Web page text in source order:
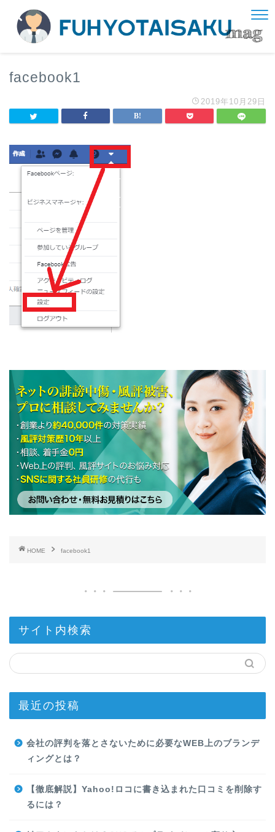
facebook1
2019年10月29日
HOME facebook1
サイト内検索
最近の投稿
会社の評判を落とさないために必要なWEB上のブランデ
ィングとは？
【徹底解説】Yahoo!ロコに書き込まれた口コミを削除す
るには？